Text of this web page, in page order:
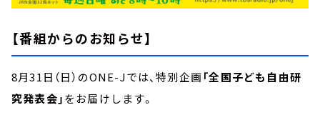
【番組からのお知らせ】
8月31日（日）のONE-Jでは、特別企画「全国子ども自由研
究発表会」をお届けします。